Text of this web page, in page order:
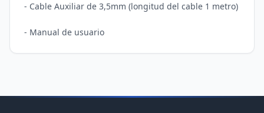
- Cable Auxiliar de 3,5mm (longitud del cable 1 metro)